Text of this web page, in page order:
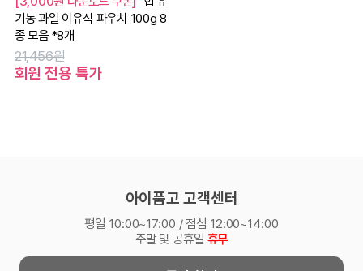
기농 과일 이유식 파우치 100g 8
종 모음 *8개
21,456원
회원 전용 특가
아이품고 고객센터
평일 10:00~17:00 / 점심 12:00~14:00
주말 및 공휴일 휴무